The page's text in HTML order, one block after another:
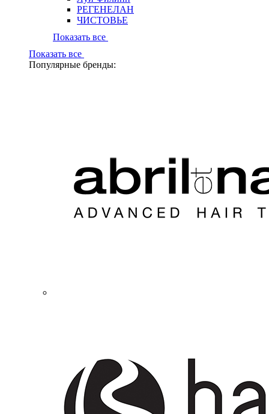
РЕГЕНЕЛАН
ЧИСТОВЬЕ
Показать все
Показать все
Популярные бренды: